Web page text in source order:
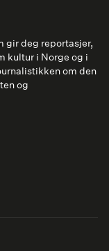
gir deg reportasjer,
kultur i Norge og i
om den
og